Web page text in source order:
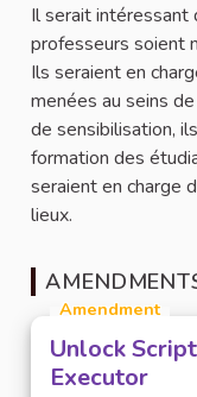
Il serait intéressant
professeurs soient
Ils seraient en
menées au seins
de sensibilisation,
formation des
seraient en charge
lieux.
Amendment
Unlock
Executor